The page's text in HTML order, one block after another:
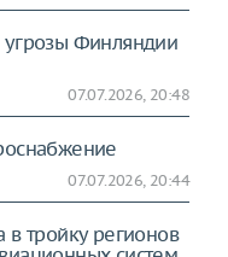
Финляндии
07.07.2026, 20:48
07.07.2026, 20:44
в тройку регионов